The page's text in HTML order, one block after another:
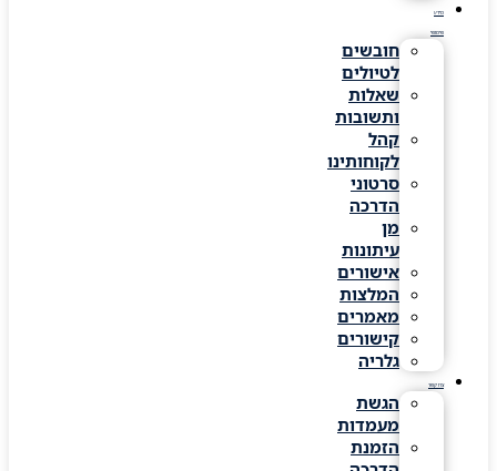
חובשים
לטיולים
שאלות
ותשובות
קהל
לקוחותינו
סרטוני
הדרכה
מן
עיתונות
אישורים
המלצות
מאמרים
קישורים
גלריה
הגשת
מעמדות
הזמנת